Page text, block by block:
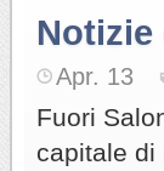
Notizie
Apr. 13
Fuori
capitale di